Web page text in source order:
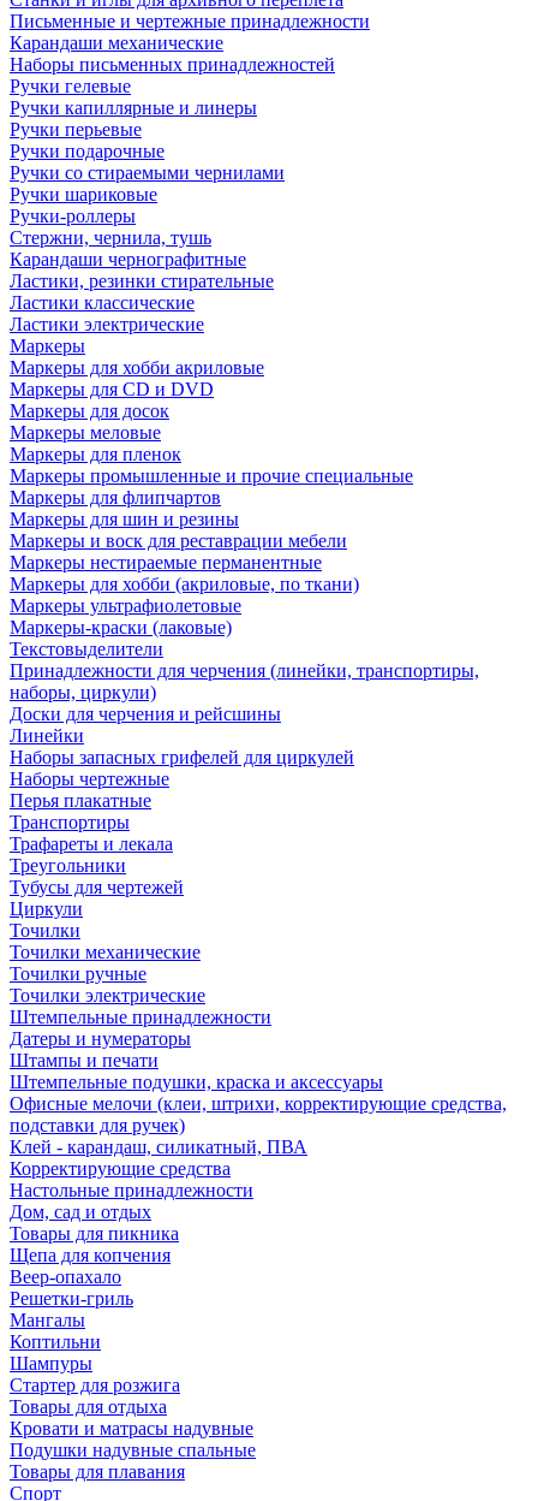
Письменные и чертежные принадлежности
Карандаши механические
Наборы письменных принадлежностей
Ручки гелевые
Ручки капиллярные и линеры
Ручки перьевые
Ручки подарочные
Ручки со стираемыми чернилами
Ручки шариковые
Ручки-роллеры
Стержни, чернила, тушь
Карандаши чернографитные
Ластики, резинки стирательные
Ластики классические
Ластики электрические
Маркеры
Маркеры для хобби акриловые
Маркеры для CD и DVD
Маркеры для досок
Маркеры меловые
Маркеры для пленок
Маркеры промышленные и прочие специальные
Маркеры для флипчартов
Маркеры для шин и резины
Маркеры и воск для реставрации мебели
Маркеры нестираемые перманентные
Маркеры для хобби (акриловые, по ткани)
Маркеры ультрафиолетовые
Маркеры-краски (лаковые)
Текстовыделители
Принадлежности для черчения (линейки, транспортиры,
наборы, циркули)
Доски для черчения и рейсшины
Линейки
Наборы запасных грифелей для циркулей
Наборы чертежные
Перья плакатные
Транспортиры
Трафареты и лекала
Треугольники
Тубусы для чертежей
Циркули
Точилки
Точилки механические
Точилки ручные
Точилки электрические
Штемпельные принадлежности
Датеры и нумераторы
Штампы и печати
Штемпельные подушки, краска и аксессуары
Офисные мелочи (клеи, штрихи, корректирующие средства,
подставки для ручек)
Клей - карандаш, силикатный, ПВА
Корректирующие средства
Настольные принадлежности
Дом, сад и отдых
Товары для пикника
Щепа для копчения
Веер-опахало
Решетки-гриль
Мангалы
Коптильни
Шампуры
Стартер для розжига
Товары для отдыха
Кровати и матрасы надувные
Подушки надувные спальные
Товары для плавания
Спорт